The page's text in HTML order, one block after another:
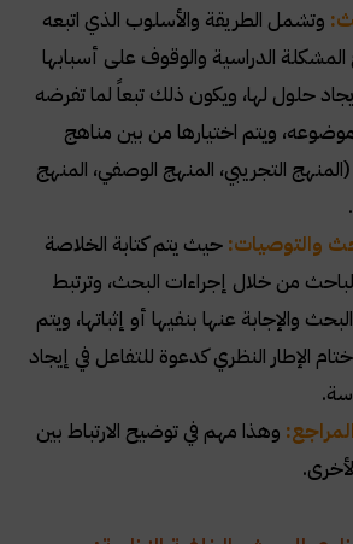
وتشمل الطريقة والأسلوب الذي اتبعه
الدراسية والوقوف على أسبابها
حلول لها، ويكون ذلك تبعاً لما تفرضه
ويتم اختيارها من بين مناهج
التجريبي، المنهج الوصفي، المنهج
.
والتوصيات: حيث يتم كتابة الخلاصة
من خلال إجراءات البحث، وترتبط
والإجابة عنها بنفيها أو إثباتها، ويتم
الإطار النظري كدعوة للتفاعل في إيجاد
.
وهذا مهم في توضيح الارتباط بين
.